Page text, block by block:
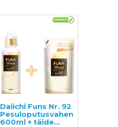
Daiichi Funs Nr. 92
Pesuloputusvahend
600ml + täide